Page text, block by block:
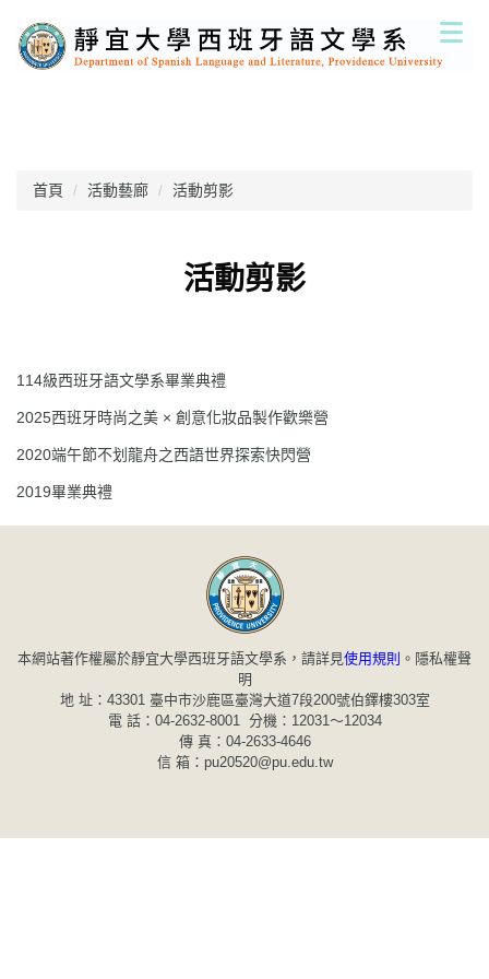
到
主
首頁 活動藝廊 活動剪影
活動剪影
114級西班牙語文學系畢業典禮
2025西班牙時尚之美 × 創意化妝品製作歡樂營
2020端午節不划龍舟之西語世界探索快閃營
2019畢業典禮
本網站著作權屬於靜宜大學西班牙語文學系，請詳見使用規則 。 隱私權聲
明
地 址：43301 臺中市沙鹿區臺灣大道7段200號伯鐸樓303室
電 話：04-2632-8001 分機：12031～12034
傳 真：04-2633-4646
信 箱：pu20520@pu.edu.tw